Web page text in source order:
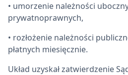
• umorzenie należności
prywatnoprawnych,
• rozłożenie należności
płatnych miesięcznie.
Układ uzyskał zatwierdzenie